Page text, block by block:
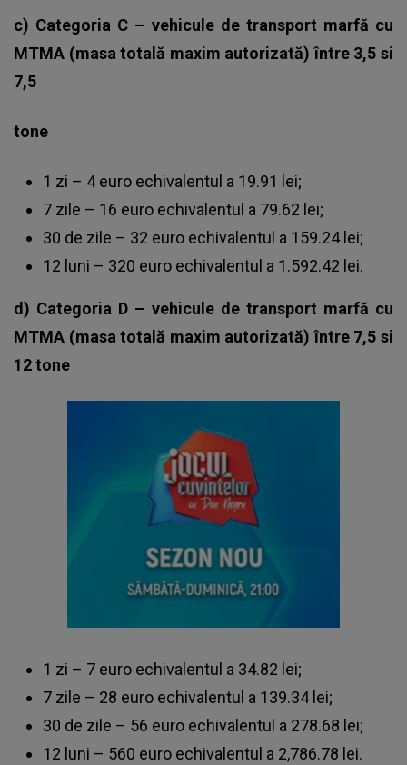
c) Categoria C – vehicule de transport marfă cu
MTMA (masa totală maxim autorizată) între 3,5 si
7,5
tone
1 zi – 4 euro echivalentul a 19.91 lei;
7 zile – 16 euro echivalentul a 79.62 lei;
30 de zile – 32 euro echivalentul a 159.24 lei;
12 luni – 320 euro echivalentul a 1.592.42 lei.
d) Categoria D – vehicule de transport marfă cu
MTMA (masa totală maxim autorizată) între 7,5 si
12 tone
1 zi – 7 euro echivalentul a 34.82 lei;
7 zile – 28 euro echivalentul a 139.34 lei;
30 de zile – 56 euro echivalentul a 278.68 lei;
12 luni – 560 euro echivalentul a 2,786.78 lei.